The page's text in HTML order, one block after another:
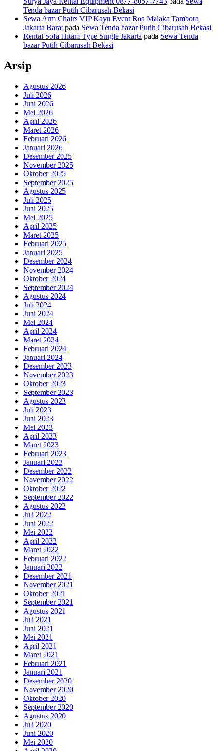
Tenda bazar Putih Cibarusah Bekasi
Sewa Arm Chairs VIP Kayu Event Roa Malaka Tambora
Jakarta Barat pada Sewa Tenda bazar Putih Cibarusah Bekasi
Rental Sofa Hitam Type Single Jakarta pada Sewa Tenda
bazar Putih Cibarusah Bekasi
Arsip
Agustus 2026
Juli 2026
Juni 2026
Mei 2026
April 2026
Maret 2026
Februari 2026
Januari 2026
Desember 2025
November 2025
Oktober 2025
September 2025
Agustus 2025
Juli 2025
Juni 2025
Mei 2025
April 2025
Maret 2025
Februari 2025
Januari 2025
Desember 2024
November 2024
Oktober 2024
September 2024
Agustus 2024
Juli 2024
Juni 2024
Mei 2024
April 2024
Maret 2024
Februari 2024
Januari 2024
Desember 2023
November 2023
Oktober 2023
September 2023
Agustus 2023
Juli 2023
Juni 2023
Mei 2023
April 2023
Maret 2023
Februari 2023
Januari 2023
Desember 2022
November 2022
Oktober 2022
September 2022
Agustus 2022
Juli 2022
Juni 2022
Mei 2022
April 2022
Maret 2022
Februari 2022
Januari 2022
Desember 2021
November 2021
Oktober 2021
September 2021
Agustus 2021
Juli 2021
Juni 2021
Mei 2021
April 2021
Maret 2021
Februari 2021
Januari 2021
Desember 2020
November 2020
Oktober 2020
September 2020
Agustus 2020
Juli 2020
Juni 2020
Mei 2020